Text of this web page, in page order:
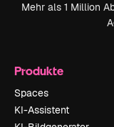
Mehr als 1 Million
Produkte
Spaces
KI-Assistent